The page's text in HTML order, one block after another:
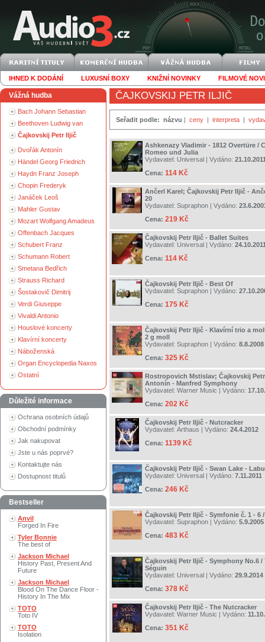
IHNED K DODÁNÍ LUXUSNÍ BOXY KNIŽNÍ NOVINKY FILMOVÉ
Vážná hudba
Bach Johann Sebastian
Beethoven Ludwig van
Čajkovskij Petr Iljič
Dvořák Antonín
Händel Georg Friedrich
Haydn Franz Joseph
Chopin Frederyk
Janáček Leoš
Mahler Gustav
Mozart Wolfgang Amadeus
Offenbach Jacques
Schubert Franz
Schumann Robert
Smetana Bedřich
Strauss Richard
Šostakovič Dimitrij
Verdi Giuseppe
Vivaldi Antonio
Houslové koncerty
Klavírní koncerty
Náboženská
Organ Encyclopedia Naxos
Ostatní
Důležité informace
Ochrana osobních údajů
Obchodní podmínky
Jak nakupovat
Jste u nás poprvé?
Kontaktujte nás
Dostupnost titulů
Bestseller
Anvil
Forged In Fire
Tyler Bonnie
The best of
Jackson Michael
History Past, Present And
Future
Jackson Michael
Blood On The Dance Floor -
History In The Mix
TOTO
Toto IV
TOTO
Isolation
ČAJKOVSKIJ PETR ILJIČ
Seřadit podle: názvu | ceny | interpreta |
Ashkenazy Vladimir - 1812 Overtüre /
Romeo und Julia
Vydavatel: Universal | Vydáno:
Cena: 114 Kč
Ančerl Karel; Čajkovskij Petr Iljič -
20
Vydavatel: Supraphon | Vydáno:
Cena: 219 Kč
Čajkovskij Petr Iljič - Ballet Suites
Vydavatel: Universal | Vydáno:
Cena: 114 Kč
Čajkovskij Petr Iljič - Best Of
Vydavatel: Supraphon | Vydáno:
Cena: 175 Kč
Čajkovskij Petr Iljič - Klavírní trio a
2 g moll
Vydavatel: Supraphon | Vydáno: 8.8.2008
Cena: 325 Kč
Rostropovich Mstislav; Čajkovskij
Antonín - Manfred Symphony
Vydavatel: Warner Music | Vydáno:
Cena: 202 Kč
Čajkovskij Petr Iljič - Nutcracker
Vydavatel: Arthaus | Vydáno: 24.4.2012
Cena: 1139 Kč
Čajkovskij Petr Iljič - Swan Lake -
Vydavatel: Universal | Vydáno: 7.11.2011
Cena: 246 Kč
Čajkovskij Petr Iljič - Symfonie č. 1 - 6 /
Vydavatel: Supraphon | Vydáno: 5.9.2005
Cena: 483 Kč
Čajkovskij Petr Iljič - Symphony No.6 /
Séguin
Vydavatel: Universal | Vydáno: 29.9.2014
Cena: 378 Kč
Čajkovskij Petr Iljič - The Nutcracker
Vydavatel: Warner Music | Vydáno:
Cena: 351 Kč